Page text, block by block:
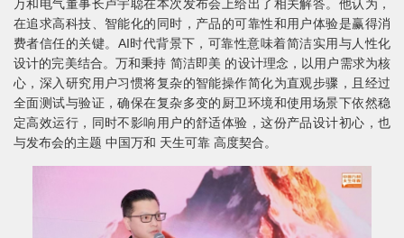
万和电气董事长卢宇聪在本次发布会上给出了相关解答。他认为，
在追求高科技、智能化的同时，产品的可靠性和用户体验是赢得消
费者信任的关键。AI时代背景下，可靠性意味着简洁实用与人性化
设计的完美结合。万和秉持 简洁即美 的设计理念，以用户需求为核
心，深入研究用户习惯将复杂的智能操作简化为直观步骤，且经过
全面测试与验证，确保在复杂多变的厨卫环境和使用场景下依然稳
定高效运行，同时不影响用户的舒适体验，这份产品设计初心，也
与发布会的主题 中国万和 天生可靠 高度契合。